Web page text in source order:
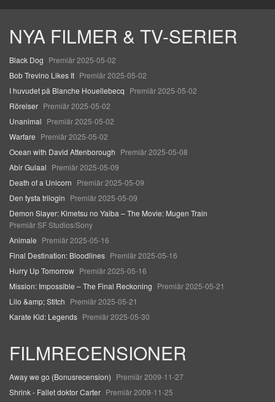
NYA FILMER & TV-SERIER
Black Dog Premiär 2025-05-02
Bob Trevino Likes It Premiär 2025-05-02
I huvudet på Blanche Houellebecq Premiär 2025-05-02
Rörelser Premiär 2025-05-02
Unanimal Premiär 2025-05-02
Warfare Premiär 2025-05-02
Ocean with David Attenborough Premiär 2025-05-08
Abir Gulaal Premiär 2025-05-09
Death of a Unicorn Premiär 2025-05-09
Den tysta trilogin Premiär 2025-05-09
Demon Slayer: Kimetsu no Yaiba – The Movie: Mugen Train
Premiär SF Studios/Sony
Animale Premiär 2025-05-16
Final Destination: Bloodlines Premiär 2025-05-16
Hurry Up Tomorrow Premiär 2025-05-16
Mission: Impossible – The Final Reckoning Premiär 2025-05-21
Lilo &amp; Stitch Premiär 2025-05-21
Karate Kid: Legends Premiär 2025-05-30
FILMRECENSIONER
Away we go (Bonusrecension) Premiär 2009-11-27
Shrink - Fallet doktor Carter Premiär 2009-11-25